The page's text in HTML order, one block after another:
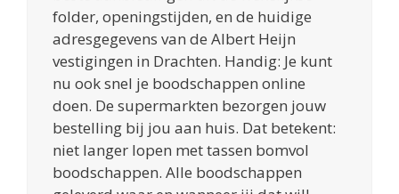
folder, openingstijden, en de huidige
adresgegevens van de Albert Heijn
vestigingen in Drachten. Handig: Je kunt
nu ook snel je boodschappen online
doen. De supermarkten bezorgen jouw
bestelling bij jou aan huis. Dat betekent:
niet langer lopen met tassen bomvol
boodschappen. Alle boodschappen